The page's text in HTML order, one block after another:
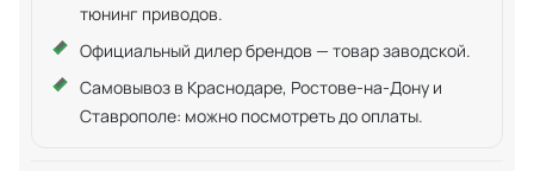
тюнинг приводов.
Официальный дилер брендов — товар заводской.
Самовывоз в Краснодаре, Ростове-на-Дону и
Ставрополе: можно посмотреть до оплаты.